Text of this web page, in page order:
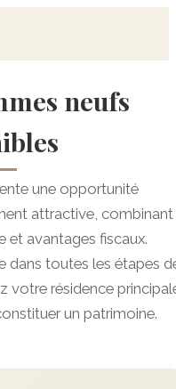
neufs
une opportunité
attractive, combinant
et avantages fiscaux.
dans toutes les étapes
votre résidence
un patrimoine.